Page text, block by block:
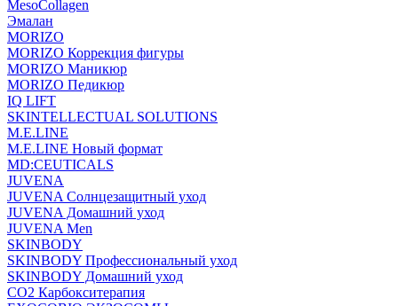
MesoCollagen
Эмалан
MORIZO
MORIZO Коррекция фигуры
MORIZO Маникюр
MORIZO Педикюр
IQ LIFT
SKINTELLECTUAL SOLUTIONS
M.E.LINE
M.E.LINE Новый формат
MD:CEUTICALS
JUVENA
JUVENA Солнцезащитный уход
JUVENA Домашний уход
JUVENA Men
SKINBODY
SKINBODY Профессиональный уход
SKINBODY Домашний уход
CO2 Карбокситерапия